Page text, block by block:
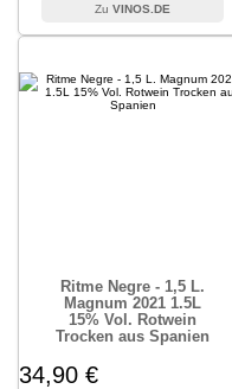
VINOS.DE
Ritme Negre - 1,5 L.
Magnum 2021 1.5L
15% Vol. Rotwein
Trocken aus Spanien
34,90 €